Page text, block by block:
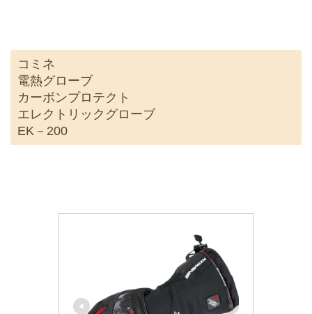
コミネ
電熱グローブ
カーボンプロテクト
エレクトリックグローブ
EK－200